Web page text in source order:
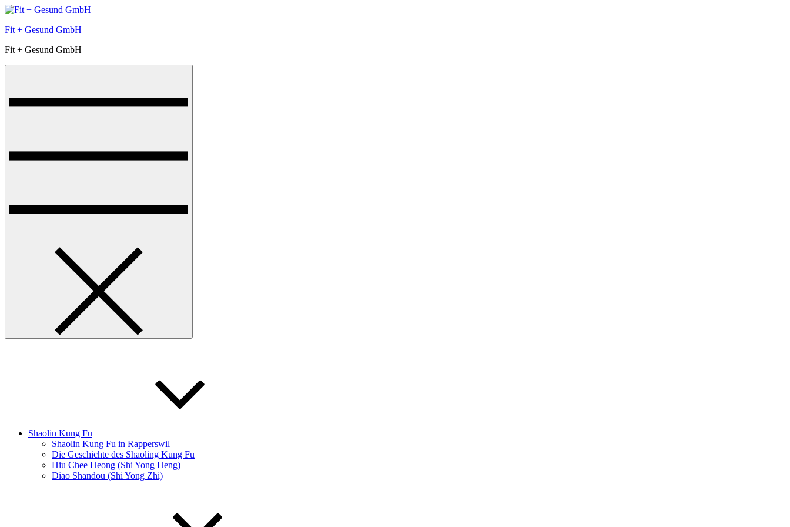
Skip
content
Fit + Gesund GmbH
Fit + Gesund GmbH
Shaolin Kung Fu
Shaolin Kung Fu in Rapperswil
Die Geschichte des Shaoling Kung Fu
Hiu Chee Heong (Shi Yong Heng)
Diao Shandou (Shi Yong Zhi)